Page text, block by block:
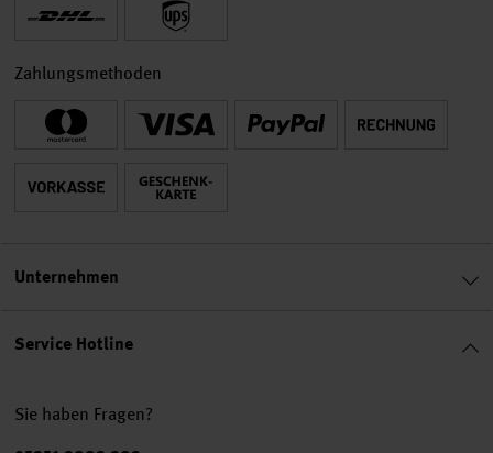
Service Hotline
Sie haben Fragen?
Zahlungsmethoden
Unternehmen